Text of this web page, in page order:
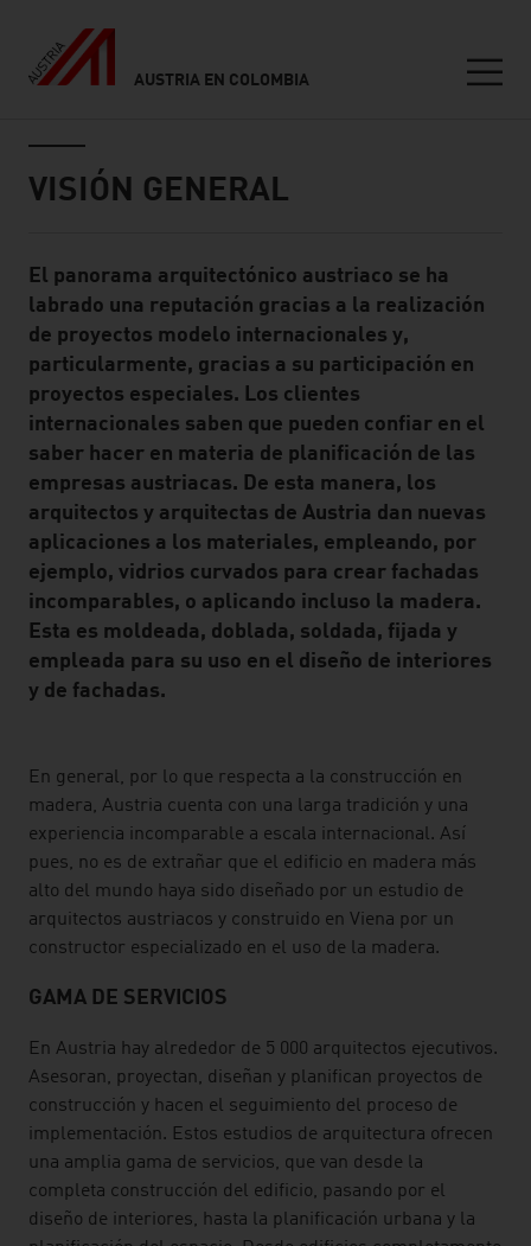
AUSTRIA EN COLOMBIA
VISIÓN GENERAL
Standard Content Module
El panorama arquitectónico austriaco se ha
labrado una reputación gracias a la realización
de proyectos modelo internacionales y,
particularmente, gracias a su participación en
proyectos especiales. Los clientes
internacionales saben que pueden confiar en el
saber hacer en materia de planificación de las
empresas austriacas. De esta manera, los
arquitectos y arquitectas de Austria dan nuevas
aplicaciones a los materiales, empleando, por
ejemplo, vidrios curvados para crear fachadas
incomparables, o aplicando incluso la madera.
Esta es moldeada, doblada, soldada, fijada y
empleada para su uso en el diseño de interiores
y de fachadas.
listen
En general, por lo que respecta a la construcción en
madera, Austria cuenta con una larga tradición y una
experiencia incomparable a escala internacional. Así
pues, no es de extrañar que el edificio en madera más
alto del mundo haya sido diseñado por un estudio de
arquitectos austriacos y construido en Viena por un
constructor especializado en el uso de la madera.
GAMA DE SERVICIOS
En Austria hay alrededor de 5 000 arquitectos ejecutivos.
Asesoran, proyectan, diseñan y planifican proyectos de
construcción y hacen el seguimiento del proceso de
implementación. Estos estudios de arquitectura ofrecen
una amplia gama de servicios, que van desde la
completa construcción del edificio, pasando por el
diseño de interiores, hasta la planificación urbana y la